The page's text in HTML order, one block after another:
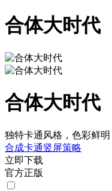
合体大时代
合体大时代
独特卡通风格，色彩鲜明
合成卡通竖屏策略
立即下载
官方正版